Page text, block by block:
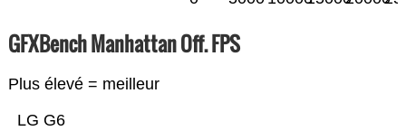
GFXBench Manhattan Off. FPS
Plus élevé = meilleur
LG G6